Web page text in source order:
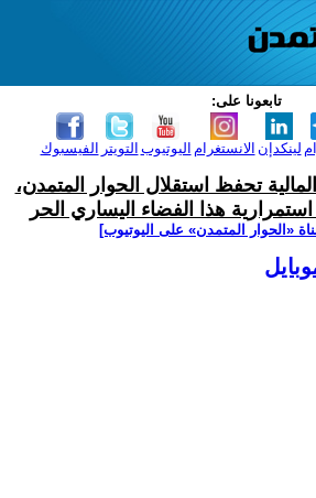
تابعونا على:
الفيسبوك التويتر اليوتيوب الانستغرام لينكدإن
تحفظ استقلال الحوار المتمدن،
هذا الفضاء اليساري الحر
‫«الحوار المتمدن» على اليوتيوب]